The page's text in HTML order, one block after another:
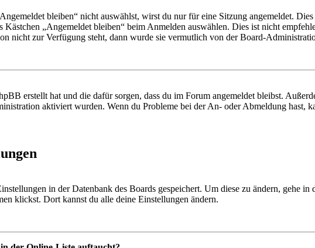
bleiben“ nicht auswählst, wirst du nur für eine Sitzung angemeldet.
„Angemeldet bleiben“ beim Anmelden auswählen. Dies ist nicht
nicht zur Verfügung steht, dann wurde sie vermutlich von der Board-
erstellt hat und die dafür sorgen, dass du im Forum angemeldet bleibst.
aktiviert wurden. Wenn du Probleme bei der An- oder Abmeldung hast,
in der Datenbank des Boards gespeichert. Um diese zu ändern, gehe
klickst. Dort kannst du alle deine Einstellungen ändern.